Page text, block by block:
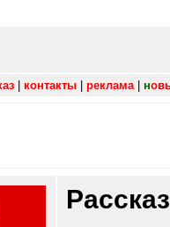
контакты реклама| н